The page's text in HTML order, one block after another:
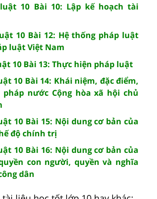
10 Bài 10: Lập kế hoạch tài
10 Bài 12: Hệ thống pháp luật
luật Việt Nam
10 Bài 13: Thực hiện pháp luật
10 Bài 14: Khái niệm, đặc điểm,
nước Cộng hòa xã hội chủ
10 Bài 15: Nội dung cơ bản của
độ chính trị
10 Bài 16: Nội dung cơ bản của
con người, quyền và nghĩa
dân